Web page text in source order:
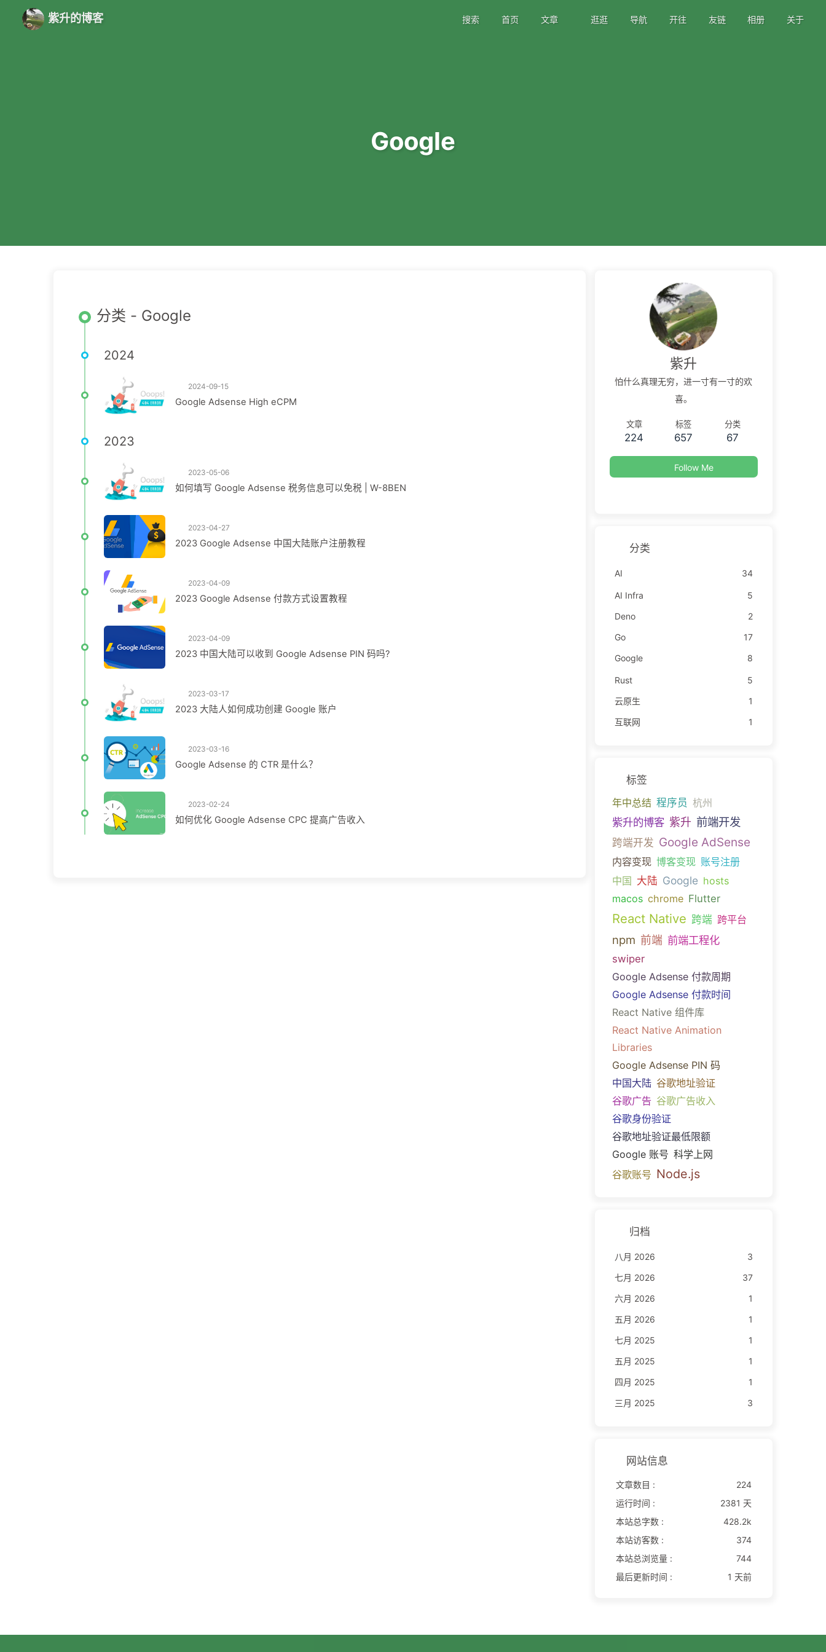
紫升的博客 搜索 首页 文章 逛逛 导航 开往 友链 相册 关于
Google
分类 - Google
2024
2024-09-15
Google Adsense High eCPM
2023
2023-05-06
如何填写 Google Adsense 税务信息可以免税 | W-8BEN
2023-04-27
2023 Google Adsense 中国大陆账户注册教程
2023-04-09
2023 Google Adsense 付款方式设置教程
2023-04-09
2023 中国大陆可以收到 Google Adsense PIN 码吗?
2023-03-17
2023 大陆人如何成功创建 Google 账户
2023-03-16
Google Adsense 的 CTR 是什么？
2023-02-24
如何优化 Google Adsense CPC 提高广告收入
紫升
怕什么真理无穷，进一寸有一寸的欢
喜。
文章
224
标签
657
分类
67
Follow Me
分类
AI 34
AI Infra
5
Deno
2
Go
17
Google
8
Rust
5
云原生
1
互联网
1
标签
年中总结 程序员 杭州
紫升的博客 紫升 前端开发
跨端开发 Google AdSense
内容变现 博客变现 账号注册
中国 大陆 Google hosts
macos chrome Flutter
React Native 跨端 跨平台
npm 前端 前端工程化
swiper
Google Adsense 付款周期
Google Adsense 付款时间
React Native 组件库
React Native Animation
Libraries
Google Adsense PIN 码
中国大陆 谷歌地址验证
谷歌广告 谷歌广告收入
谷歌身份验证
谷歌地址验证最低限额
Google 账号 科学上网
谷歌账号 Node.js
归档
八月 2026
3
七月 2026
37
六月 2026
1
五月 2026
1
七月 2025
1
五月 2025
1
四月 2025
1
三月 2025
3
网站信息
文章数目 :
224
运行时间 :
2381 天
本站总字数 :
428.2k
本站访客数 :
374
本站总浏览量 :
744
最后更新时间 :
1 天前